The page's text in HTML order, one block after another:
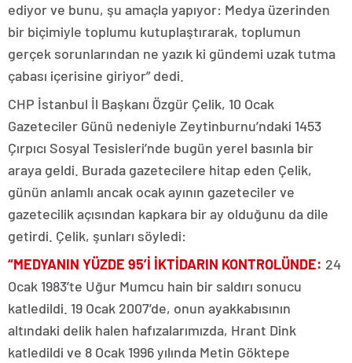
ediyor ve bunu, şu amaçla yapıyor: Medya üzerinden
bir biçimiyle toplumu kutuplaştırarak, toplumun
gerçek sorunlarından ne yazık ki gündemi uzak tutma
çabası içerisine giriyor” dedi.
CHP İstanbul İl Başkanı Özgür Çelik, 10 Ocak
Gazeteciler Günü nedeniyle Zeytinburnu’ndaki 1453
Çırpıcı Sosyal Tesisleri’nde bugün yerel basınla bir
araya geldi. Burada gazetecilere hitap eden Çelik,
günün anlamlı ancak ocak ayının gazeteciler ve
gazetecilik açısından kapkara bir ay olduğunu da dile
getirdi. Çelik, şunları söyledi:
“MEDYANIN YÜZDE 95’İ İKTİDARIN KONTROLÜNDE: 24
Ocak 1983’te Uğur Mumcu hain bir saldırı sonucu
katledildi. 19 Ocak 2007’de, onun ayakkabısının
altındaki delik halen hafızalarımızda, Hrant Dink
katledildi ve 8 Ocak 1996 yılında Metin Göktepe